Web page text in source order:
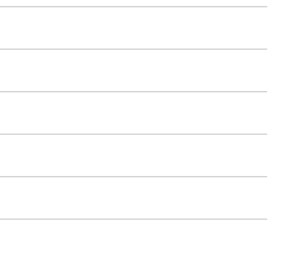
看重你的现在，乐观你的未来
。晚安!朋友。
远是起跑线。人生，总会有不
希望。晚安!